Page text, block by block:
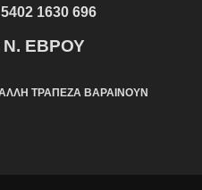
1630 696
Ν. ΕΒΡΟΥ
ΤΡΑΠΕΖΑ ΒΑΡΑΙΝΟΥΝ